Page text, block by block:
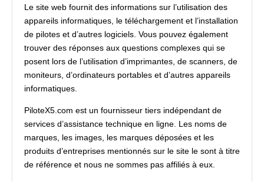
Le site web fournit des informations sur l’utilisation des
appareils informatiques, le téléchargement et l’installation
de pilotes et d’autres logiciels. Vous pouvez également
trouver des réponses aux questions complexes qui se
posent lors de l’utilisation d’imprimantes, de scanners, de
moniteurs, d’ordinateurs portables et d’autres appareils
informatiques.
PiloteX5.com est un fournisseur tiers indépendant de
services d’assistance technique en ligne. Les noms de
marques, les images, les marques déposées et les
produits d’entreprises mentionnés sur le site le sont à titre
de référence et nous ne sommes pas affiliés à eux.